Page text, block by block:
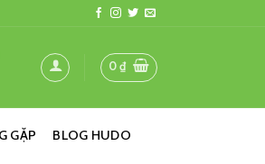
0₫
GẶP BLOG HUDO